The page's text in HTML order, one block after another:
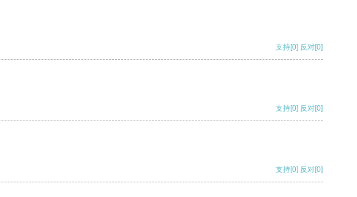
支持[0] 反对[0]
支持[0] 反对[0]
支持[0] 反对[0]